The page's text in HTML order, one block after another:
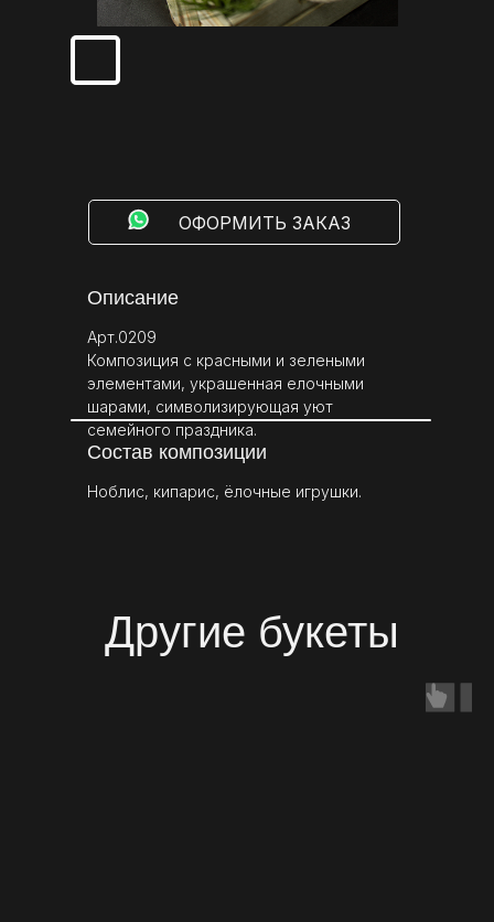
Описание
Арт.0209
Композиция с красными и зелеными
элементами, украшенная елочными
шарами, символизирующая уют
семейного праздника.
Ноблис, кипарис, ёлочные игрушки.
Состав композиции
⠀⠀⠀ОФОРМИТЬ ЗАКАЗ
Другие букеты